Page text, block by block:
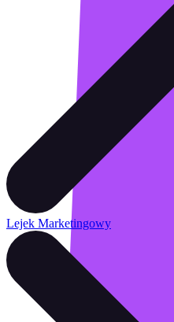
Lejek Marketingowy